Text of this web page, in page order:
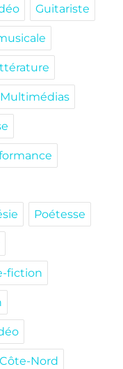
Guitariste
Multimédias
Poétesse
fiction
Nord